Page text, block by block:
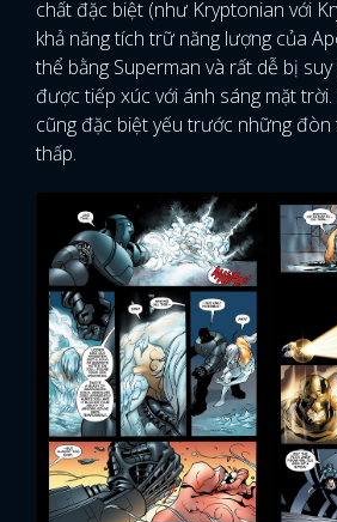
chất đặc biệt (như Kryptonian với
khả năng tích trữ năng lượng của
thể bằng Superman và rất dễ bị
được tiếp xúc với ánh sáng mặt
cũng đặc biệt yếu trước những
thấp.